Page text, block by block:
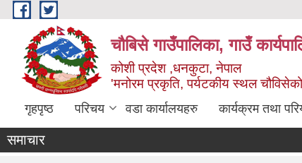
Skip to main content
चौबिसे गाउँपालिका, गाउँ
कोशी प्रदेश ,धनकुटा, नेपाल
'मनोरम प्रकृति, पर्यटकीय स्थल
गृहपृष्ठ परिचय वडा कार्यालयहरु कार्यक्रम तथा
समाचार